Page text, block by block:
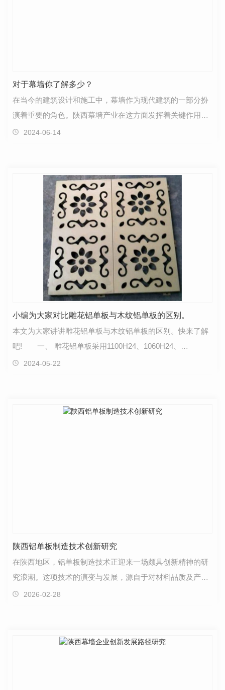
对于幕墙你了解多少？
在当今的建筑设计和施工中，幕墙作为现代建筑的一部分扮
演着重要的角色。陕西幕墙产业在这方面发挥着关键作用，
为城市的天际线增添了独特的韵味。幕墙不仅是建筑外…
2024-06-14
小编为大家对比雕花铝单板与木纹铝单板的区别。
本文为大家讲讲雕花铝单板与木纹铝单板的区别。快来了解
吧! 一、 雕花铝单板采用1100H24、1060H24、
3003H24、5005H24等幕墙专用单层铝合金板为基材，经过
2024-05-22
陕西铝单板制造技术创新研究
在陕西地区，铝单板制造技术正迎来一场颇具创新精神的研
究浪潮。这项技术的演变与发展，源自于对材料品质及产品
性能不断探索的执着追求。铝单板作为现代建筑中不可…
2026-02-28